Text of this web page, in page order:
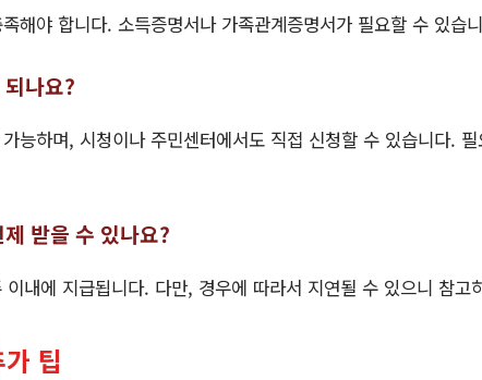
해야 합니다. 소득증명서나 가족관계증명서가 필요할 수 있습
나요?
능하며, 시청이나 주민센터에서도 직접 신청할 수 있습니다.
받을 수 있나요?
내에 지급됩니다. 다만, 경우에 따라서 지연될 수 있으니 참고
팁